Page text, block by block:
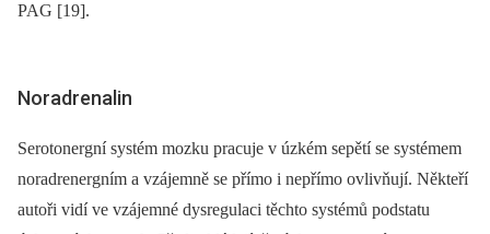
PAG [19].
Noradrenalin
Serotonergní systém mozku pracuje v úzkém sepětí se systémem
noradrenergním a vzájemně se přímo i nepřímo ovlivňují. Někteří
autoři vidí ve vzájemné dysregulaci těchto systémů podstatu